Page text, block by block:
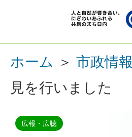
ホーム ＞ 市政情報
見を行いました
広報・広聴